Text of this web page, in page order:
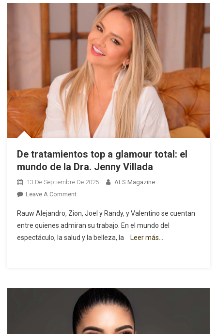
De tratamientos top a glamour total: el
mundo de la Dra. Jenny Villada
13 De Septiembre De 2025
ALS Magazine
Leave A CommentOn
Tratamientos
Top
A
De
La
Dra.
Jenny
Rauw Alejandro, Zion, Joel y Randy, y Valentino se cuentan
entre quienes admiran su trabajo. En el mundo del
espectáculo, la salud y la belleza, la
Leer más…